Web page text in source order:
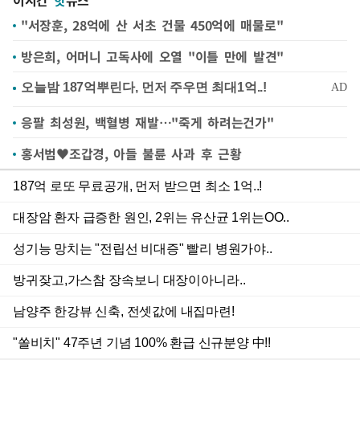
"서장훈, 28억에 산 서초 건물 450억에 매물로"
방은희, 어머니 고독사에 오열 "이틀 만에 발견"
응팔 최성원, 백혈병 재발…"죽게 하려는건가"
홍서범♥조갑경, 아들 불륜 사과 후 근황